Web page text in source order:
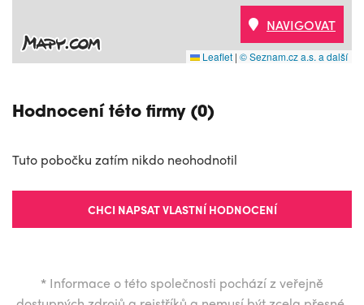
Leaflet | © Seznam.cz a.s. a další
NAVIGOVAT
Hodnocení této firmy (0)
Tuto pobočku zatím nikdo neohodnotil
CHCI NAPSAT VLASTNÍ HODNOCENÍ
* Informace o této společnosti pochází z veřejně